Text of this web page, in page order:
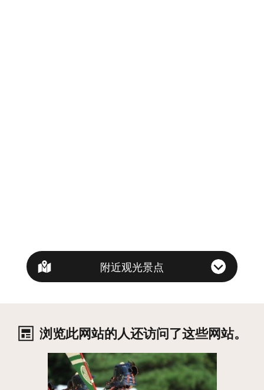
附近观光景点
浏览此网站的人还访问了这些网站。
详细